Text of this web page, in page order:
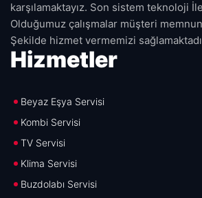
karşılamaktayız. Son sistem teknoloji
Olduğumuz çalışmalar müşteri
Şekilde hizmet vermemizi
Hizmetler
Beyaz Eşya Servisi
Kombi Servisi
TV Servisi
Klima Servisi
Buzdolabı Servisi